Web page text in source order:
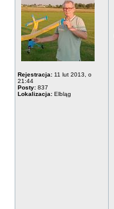
Rejestracja: 11 lut 2013, o
21:44
Posty: 837
Lokalizacja: Elbląg